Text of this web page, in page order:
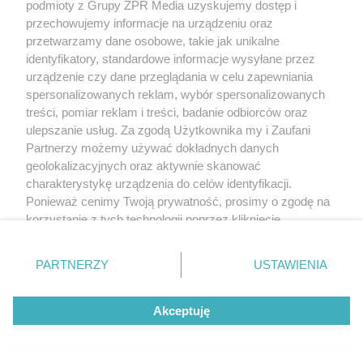
meczu na szczycie. Kto
przesądził o losach
spotkania?
Ekstraklasa piłkarska
powraca do Krakowa. Kto
podmioty z Grupy ZPR Media uzyskujemy dostęp i
przechowujemy informacje na urządzeniu oraz
przetwarzamy dane osobowe, takie jak unikalne
identyfikatory, standardowe informacje wysyłane przez
urządzenie czy dane przeglądania w celu zapewniania
spersonalizowanych reklam, wybór spersonalizowanych
treści, pomiar reklam i treści, badanie odbiorców oraz
ulepszanie usług. Za zgodą Użytkownika my i Zaufani
Partnerzy możemy używać dokładnych danych
geolokalizacyjnych oraz aktywnie skanować
charakterystykę urządzenia do celów identyfikacji.
Ponieważ cenimy Twoją prywatność, prosimy o zgodę na
korzystanie z tych technologii poprzez kliknięcie
zmienić/wycofać klikając przycisk ustawień prywatności
znajdujący się w lewym dolnym rogu strony
rodzaje przetwarzania danych nie wymagają zgody
użytkownika, ale masz prawo sprzeciwić się takiemu
przetwarzaniu. Preferencje będą miały zastosowanie tylko
PARTNERZY USTAWIENIA
Akceptuję